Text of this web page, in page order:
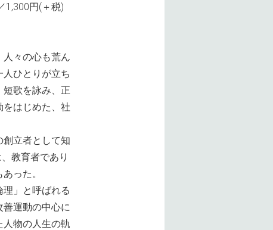
円(＋税)
々の心も荒ん
ひとりが立ち
歌を詠み、正
をはじめた、社
立者として知
教育者であり
った。
」と呼ばれる
善運動の中心に
物の人生の軌